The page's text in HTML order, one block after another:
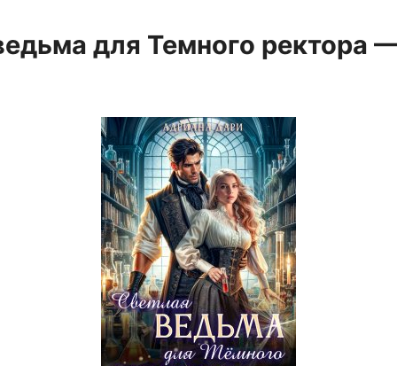
для Темного ректора